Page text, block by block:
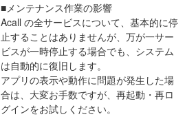
■メンテナンス作業の影響
Acall の全サービスについて、基本的に停
止することはありませんが、万が一サー
ビスが一時停止する場合でも、システム
は自動的に復旧します。
アプリの表示や動作に問題が発生した場
合は、大変お手数ですが、再起動・再ロ
グインをお試しください。